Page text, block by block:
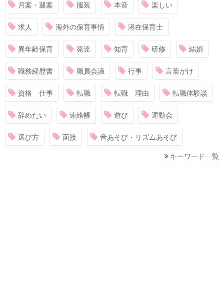
月案・週案 服装 本音 楽しい
求人 海外の保育事情 潜在保育士
異年齢保育 発達 知育 研修 結婚
職務経歴書 職員会議 行事 言葉がけ
資格 仕事 転職 転職 理由 転職体験談
辞めたい 連絡帳 遊び 運動会
選び方 面接 音あそび・リズムあそび
キーワード一覧